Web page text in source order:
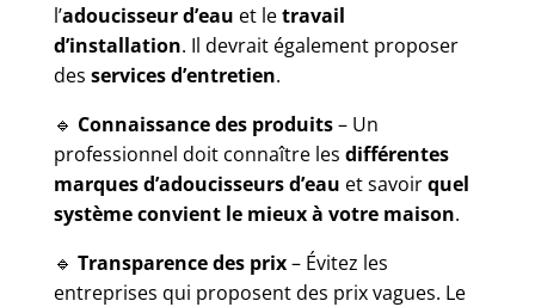
l’adoucisseur d’eau et letravail
d’installation. Il devrait également proposer
des services d’entretien.
🔹 Connaissance des produits– Un
professionnel doit connaître les différentes
marques d’adoucisseurs d’eau et savoirquel
système convient le mieux à votre maison.
🔹 Transparence des prix– Évitez les
entreprises qui proposent des prix vagues. Le